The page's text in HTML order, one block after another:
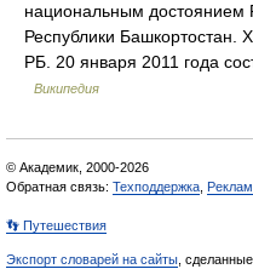
национальным достоянием
Республики Башкортостан.
РБ. 20 января 2011 года
Википедия
© Академик, 2000-2026
Обратная связь: Техподдержка
👣 Путешествия
Экспорт словарей на сайты ,